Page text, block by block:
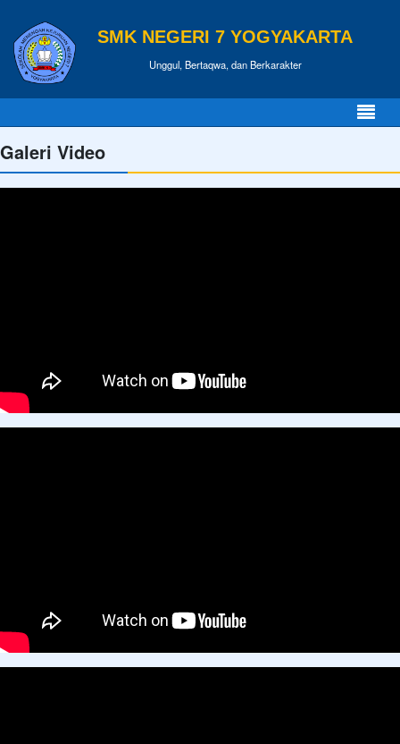
SMK NEGERI 7 YOGYAKARTA
Unggul, Bertaqwa, dan Berkarakter
Galeri Video